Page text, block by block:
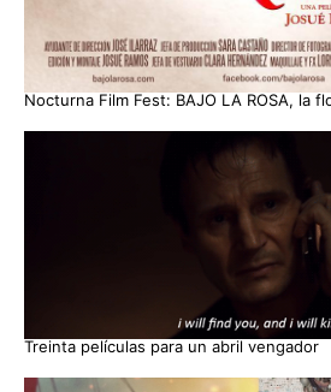
Nocturna Film Fest: BAJO LA ROSA, la
Treinta películas para un abril vengador